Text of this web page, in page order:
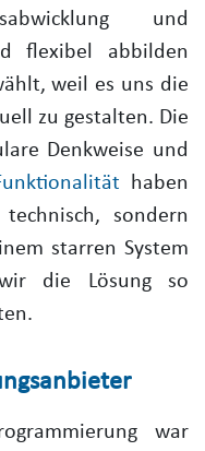
und
flexibel abbilden
weil es uns die
zu gestalten. Die
Denkweise und
haben
sondern
starren System
die Lösung so
war